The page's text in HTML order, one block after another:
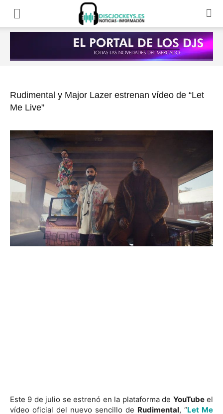
Rudimental y Major Lazer estrenan vídeo de “Let
Me Live”
Este 9 de julio se estrenó en la plataforma de YouTubeel
vídeo oficial del nuevo sencillo de Rudimental, “Let Me